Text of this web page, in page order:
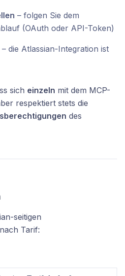
– folgen Sie dem
(OAuth oder API-Token)
– die Atlassian-Integration ist
sich einzeln mit dem MCP-
respektiert stets die
des
seitigen
Tarif: